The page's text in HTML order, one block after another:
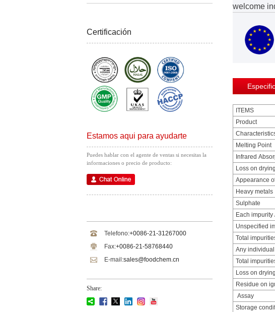
Certificación
Estamos aqui para ayudarte
Puedes hablar con el agente de ventas si necesitas la
informaciones o precio de producto:
Telefono:+0086-21-31267000
Fax:+0086-21-58768440
E-mail:sales@foodchem.cn
Share:
welcome
ITEMS
Product
Melting Point
Infrared
Loss on drying
Appearance
Heavy
Sulphate
Each impurity
Unspecified
Total
Any
Total
Loss on
Residue on
Assay
Storage